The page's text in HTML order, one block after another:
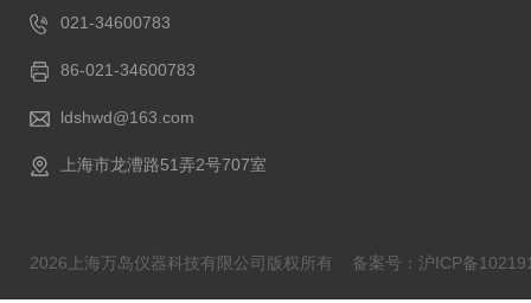
021-34600783
86-021-34600783
ldshwd@163.com
上海市龙漕路51弄2号707室
2026上海万岛仪器科技有限公司版权所有 备案号：沪ICP备